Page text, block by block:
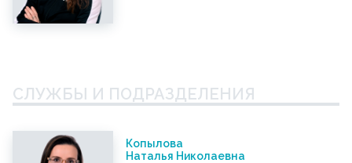
СЛУЖБЫ И ПОДРАЗДЕЛЕНИЯ
Копылова
Наталья Николаевна